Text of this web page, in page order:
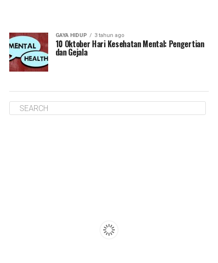
GAYA HIDUP 3 tahun ago
10 Oktober Hari Kesehatan Mental: Pengertian
dan Gejala